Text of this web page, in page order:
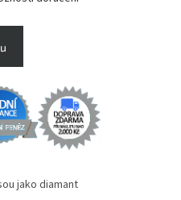
jako diamant